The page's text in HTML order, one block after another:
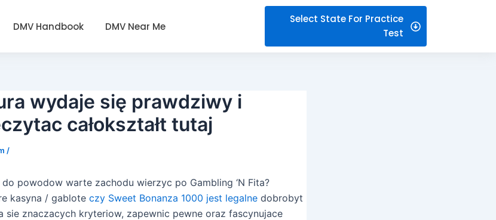
DMV Handbook DMV Near Me
Select State For Practice
Test
wydaje się prawdziwy i
całokształt tutaj
/
powodow warte zachodu wierzyc po Gambling ‘N Fita?
kasyna / gablote czy Sweet Bonanza 1000 jest legalne dobrobyt
sie znaczacych kryteriow, zapewnic pewne oraz fascynujace